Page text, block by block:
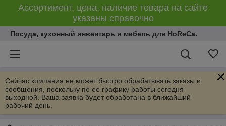
Ассортимент, цена, наличие товара на сайте
указаны справочно
Посуда, кухонный инвентарь и мебель для HoReCa.
Сейчас компания не может быстро обрабатывать заказы и
сообщения, поскольку по ее графику работы сегодня
выходной. Ваша заявка будет обработана в ближайший
рабочий день.